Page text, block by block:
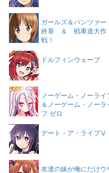
ガールズ＆パンツァー
終章 ＆ 戦車道大作
戦！
ドルフィンウェーブ
ノーゲーム・ノーライ
＆ノーゲーム・ノーラ
フ ゼロ
デート・ア・ライブⅤ
友達の妹が俺にだけウ